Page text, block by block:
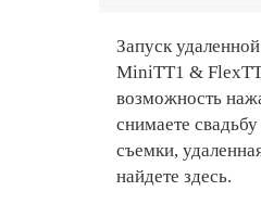
Запуск
MiniTT1 &
возможность
снимаете
съемки,
найдете здесь.